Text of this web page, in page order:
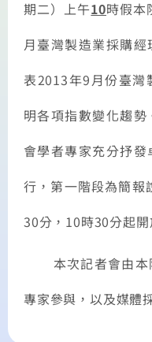
期二）上午10時假本
月臺灣製造業採購
表2013年9月份臺灣
明各項指數變化趨
會學者專家充分抒
行，第一階段為簡報
30分， 10時30分起
本次記者會由
專家參與，以及媒體